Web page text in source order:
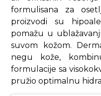
formulisana za
proizvodi su
pomažu u
suvom kožom.
negu kože,
formulacije sa
pružio optimalnu